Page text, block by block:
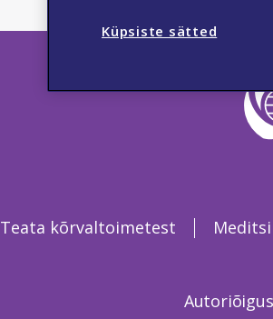
Teata kõrvaltoimetest
Küpsiste sätted